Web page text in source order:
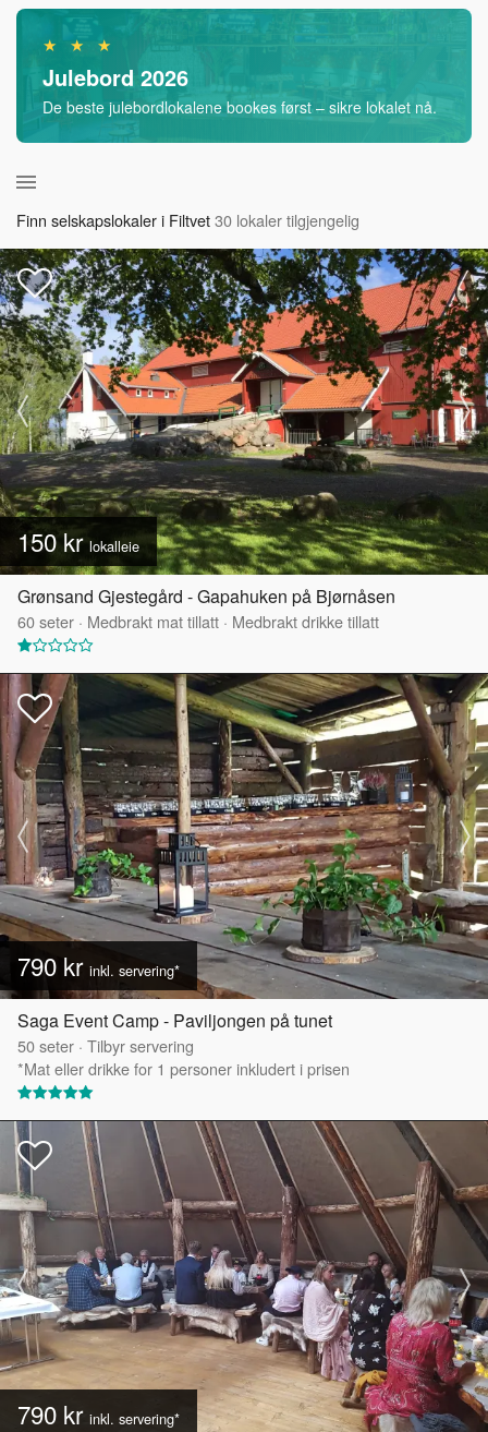
★ ★ ★
Julebord 2026
De beste julebordlokalene bookes først – sikre lokalet nå.
Finn selskapslokaler i Filtvet30 lokaler tilgjengelig
150 kr lokalleie
Grønsand Gjestegård - Gapahuken på Bjørnåsen
60seter · Medbrakt mat tillatt · Medbrakt drikke tillatt
790 kr inkl. servering*
Saga Event Camp - Paviljongen på tunet
50seter · Tilbyr servering
*Mat eller drikke for 1 personer inkludert i prisen
790 kr inkl. servering*